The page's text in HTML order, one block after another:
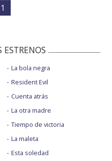
1
ESTRENOS
La bola negra
Resident Evil
Cuenta atrás
La otra madre
Tiempo de victoria
La maleta
Esta soledad